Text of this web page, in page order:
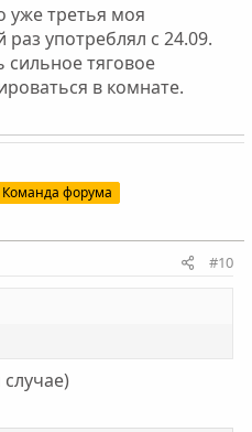
уже третья моя
употреблял с 24.09.
тяговое
в комнате.
Команда форума
#10